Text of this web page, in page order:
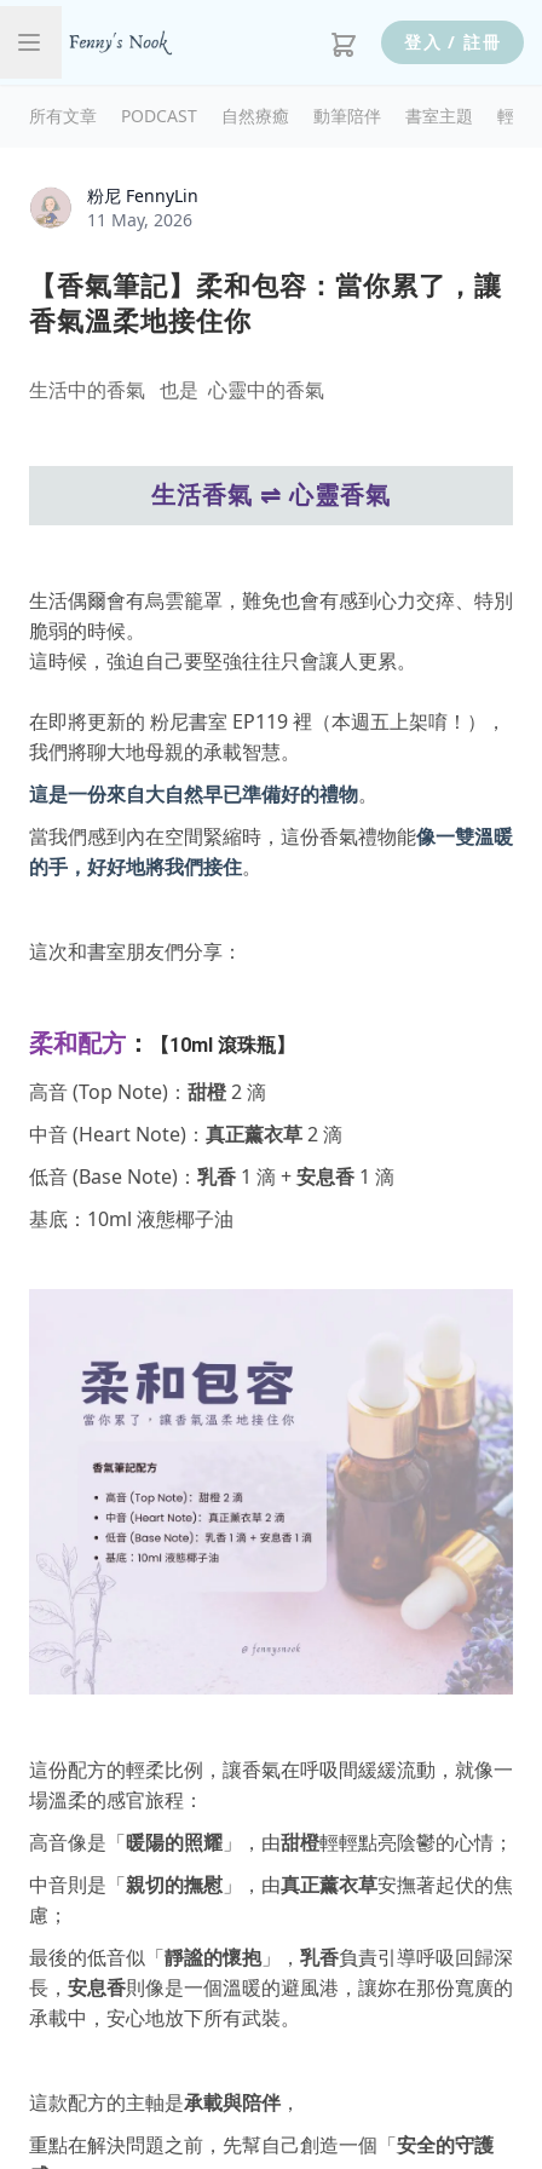
登入 / 註冊
所有文章 PODCAST 自然療癒 動筆陪伴 書室主題 輕輕
粉尼 FennyLin
11 May, 2026
【香氣筆記】柔和包容：當你累了，讓
香氣溫柔地接住你
生活中的香氣 也是 心靈中的香氣
生活香氣 ⇌ 心靈香氣
生活偶爾會有烏雲籠罩，難免也會有感到心力交瘁、特別
脆弱的時候。
這時候，強迫自己要堅強往往只會讓人更累。
在即將更新的 粉尼書室 EP119 裡（本週五上架唷！），
我們將聊大地母親的承載智慧。
這是一份來自大自然早已準備好的禮物。
當我們感到內在空間緊縮時，這份香氣禮物能像一雙溫暖
的手，好好地將我們接住。
這次和書室朋友們分享：
柔和配方 ： 【10ml 滾珠瓶】
高音 (Top Note)： 甜橙2 滴
中音 (Heart Note)： 真正薰衣草2 滴
低音 (Base Note)： 乳香 1 滴 +安息香 1 滴
基底：10ml 液態椰子油
這份配方的輕柔比例，讓香氣在呼吸間緩緩流動，就像一
場溫柔的感官旅程：
高音像是「暖陽的照耀 」，由甜橙輕輕點亮陰鬱的心情；
中音則是「親切的撫慰 」，由真正薰衣草安撫著起伏的焦
慮；
最後的低音似「靜謐的懷抱」， 乳香負責引導呼吸回歸深
長， 安息香則像是一個溫暖的避風港，讓妳在那份寬廣的
承載中，安心地放下所有武裝。
這款配方的主軸是承載與陪伴 ，
重點在解決問題之前，先幫自己創造一個「安全的守護